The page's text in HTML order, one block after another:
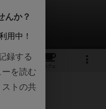
新版
のレビュー
カフェ
んか？
用中！
録する
を読む
トの共